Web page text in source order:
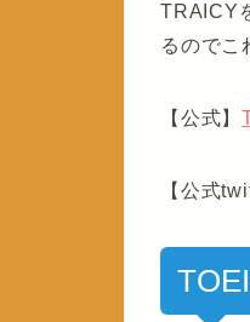
TRAICY
るのでこ
【公式】
【公式